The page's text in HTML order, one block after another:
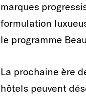
marques
formulation
le programme
La prochaine ère
hôtels peuvent